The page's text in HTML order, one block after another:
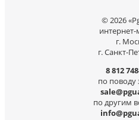
© 2026
г.
г. Санкт-
8 812
по поводу
по другим